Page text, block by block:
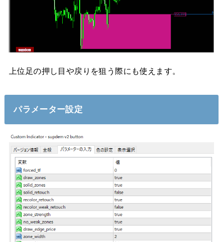
上位足の押し目や戻りを狙う際にも使えます。
パラメーター設定